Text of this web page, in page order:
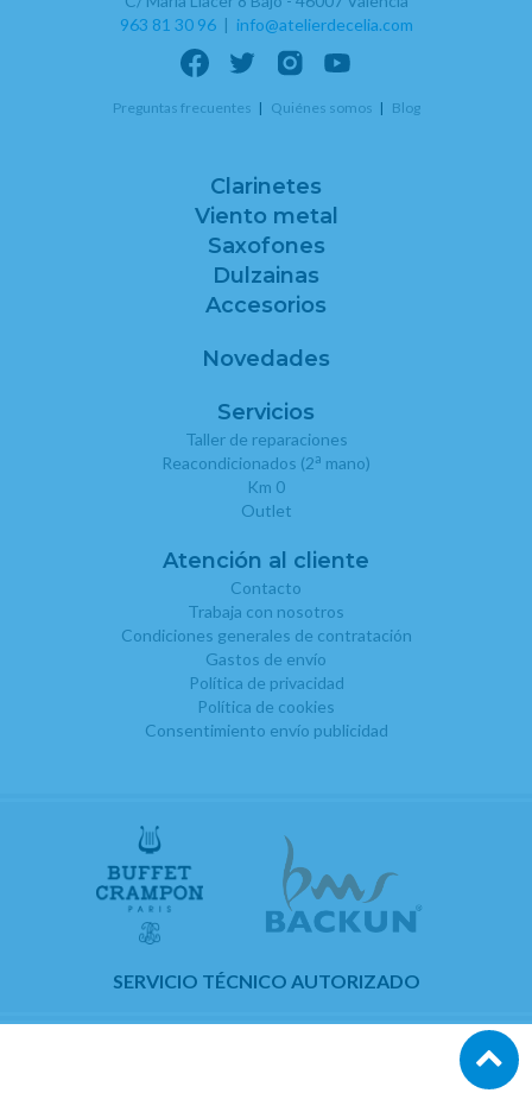
963 81 30 96| info@atelierdecelia.com
Preguntas frecuentes Quiénes somos Blog
Clarinetes
Viento metal
Saxofones
Dulzainas
Accesorios
Novedades
Servicios
Taller de reparaciones
Reacondicionados (2a mano)
Km 0
Outlet
Atención al cliente
Contacto
Trabaja con nosotros
Condiciones generales de contratación
Gastos de envío
Política de privacidad
Política de cookies
Consentimiento envío publicidad
SERVICIO TÉCNICO AUTORIZADO